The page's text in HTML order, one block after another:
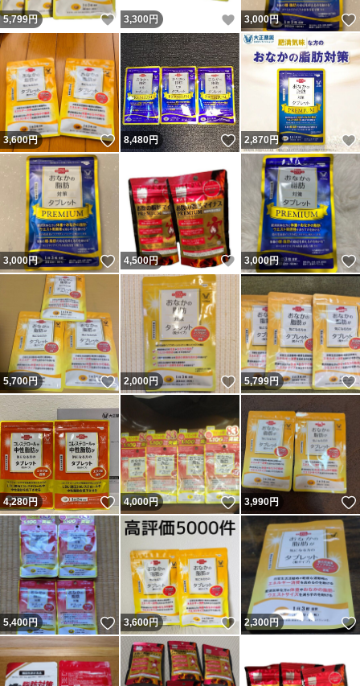
5,799円 いいね！
3,300 円 いいね！
3,000円
3,600円 いいね！
8,480円 いいね！
2,870円
3,000円 いいね！
4,500円 いいね！
3,000円
5,700円 いいね！
2,000円 いいね！
5,799円
4,280円 いいね！
4,000円 いいね！
3,990円
5,400円 いいね！
3,600円 いいね！
2,300円